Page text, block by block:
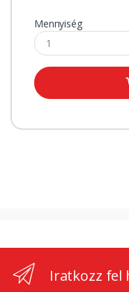
Mennyiség
Iratkozz fel